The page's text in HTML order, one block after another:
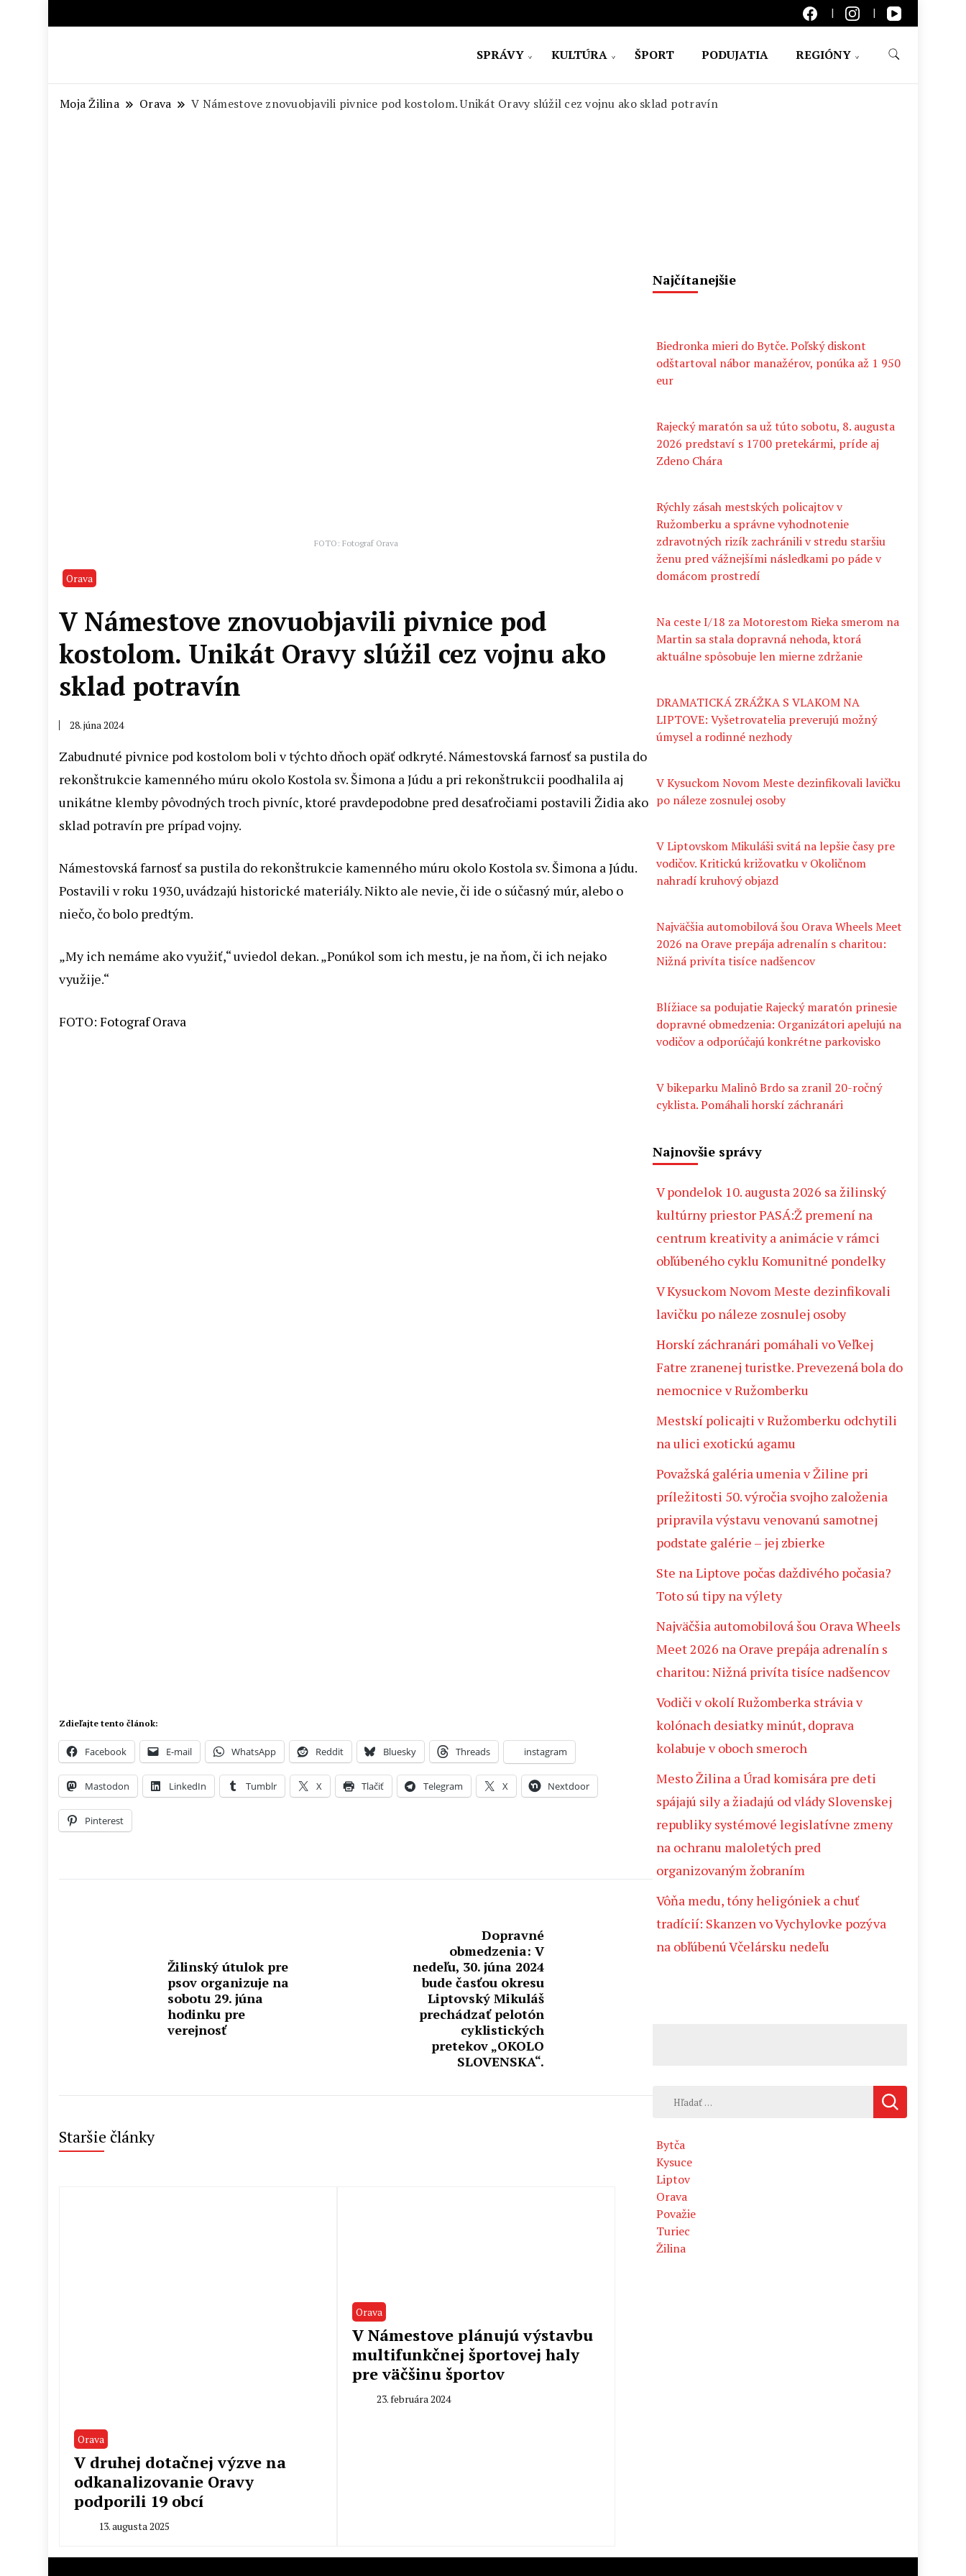
SPRÁVY KULTÚRA ŠPORT PODUJATIA REGIÓNY
Moja Žilina Orava V Námestove znovuobjavili pivnice pod kostolom. Unikát Oravy slúžil cez vojnu ako sklad potravín
FOTO: Fotograf Orava
Orava
V Námestove znovuobjavili pivnice pod
kostolom. Unikát Oravy slúžil cez vojnu ako
sklad potravín
28. júna 2024
Zabudnuté pivnice pod kostolom boli v týchto dňoch opäť odkryté. Námestovská farnosť sa pustila do
rekonštrukcie kamenného múru okolo Kostola sv. Šimona a Júdu a pri rekonštrukcii poodhalila aj
unikátne klemby pôvodných troch pivníc, ktoré pravdepodobne pred desaťročiami postavili Židia ako
sklad potravín pre prípad vojny.
Námestovská farnosť sa pustila do rekonštrukcie kamenného múru okolo Kostola sv. Šimona a Júdu.
Postavili v roku 1930, uvádzajú historické materiály. Nikto ale nevie, či ide o súčasný múr, alebo o
niečo, čo bolo predtým.
„My ich nemáme ako využiť,“ uviedol dekan. „Ponúkol som ich mestu, je na ňom, či ich nejako
využije.“
FOTO:Fotograf Orava
Zdieľajte tento článok:
Facebook E-mail WhatsApp Reddit Bluesky Threads instagram
Mastodon LinkedIn Tumblr X Tlačiť Telegram X Nextdoor
Pinterest
Žilinský útulok pre
psov organizuje na
sobotu 29. júna
hodinku pre
verejnosť
Dopravné
obmedzenia: V
nedeľu, 30. júna 2024
bude časťou okresu
Liptovský Mikuláš
prechádzať pelotón
cyklistických
pretekov „OKOLO
SLOVENSKA“.
Staršie články
Orava
V druhej dotačnej výzve na
odkanalizovanie Oravy
podporili 19 obcí
13. augusta 2025
Orava
V Námestove plánujú výstavbu
multifunkčnej športovej haly
pre väčšinu športov
23. februára 2024
Najčítanejšie
Biedronka mieri do Bytče. Poľský diskont
odštartoval nábor manažérov, ponúka až 1 950
eur
Rajecký maratón sa už túto sobotu, 8. augusta
2026 predstaví s 1700 pretekármi, príde aj
Zdeno Chára
Rýchly zásah mestských policajtov v
Ružomberku a správne vyhodnotenie
zdravotných rizík zachránili v stredu staršiu
ženu pred vážnejšími následkami po páde v
domácom prostredí
Na ceste I/18 za Motorestom Rieka smerom na
Martin sa stala dopravná nehoda, ktorá
aktuálne spôsobuje len mierne zdržanie
DRAMATICKÁ ZRÁŽKA S VLAKOM NA
LIPTOVE: Vyšetrovatelia preverujú možný
úmysel a rodinné nezhody
V Kysuckom Novom Meste dezinfikovali lavičku
po náleze zosnulej osoby
V Liptovskom Mikuláši svitá na lepšie časy pre
vodičov. Kritickú križovatku v Okoličnom
nahradí kruhový objazd
Najväčšia automobilová šou Orava Wheels Meet
2026 na Orave prepája adrenalín s charitou:
Nižná privíta tisíce nadšencov
Blížiace sa podujatie Rajecký maratón prinesie
dopravné obmedzenia: Organizátori apelujú na
vodičov a odporúčajú konkrétne parkovisko
V bikeparku Malinô Brdo sa zranil 20-ročný
cyklista. Pomáhali horskí záchranári
Najnovšie správy
V pondelok 10. augusta 2026 sa žilinský
kultúrny priestor PASÁ:Ž premení na
centrum kreativity a animácie v rámci
obľúbeného cyklu Komunitné pondelky
V Kysuckom Novom Meste dezinfikovali
lavičku po náleze zosnulej osoby
Horskí záchranári pomáhali vo Veľkej
Fatre zranenej turistke. Prevezená bola do
nemocnice v Ružomberku
Mestskí policajti v Ružomberku odchytili
na ulici exotickú agamu
Považská galéria umenia v Žiline pri
príležitosti 50. výročia svojho založenia
pripravila výstavu venovanú samotnej
podstate galérie – jej zbierke
Ste na Liptove počas daždivého počasia?
Toto sú tipy na výlety
Najväčšia automobilová šou Orava Wheels
Meet 2026 na Orave prepája adrenalín s
charitou: Nižná privíta tisíce nadšencov
Vodiči v okolí Ružomberka strávia v
kolónach desiatky minút, doprava
kolabuje v oboch smeroch
Mesto Žilina a Úrad komisára pre deti
spájajú sily a žiadajú od vlády Slovenskej
republiky systémové legislatívne zmeny
na ochranu maloletých pred
organizovaným žobraním
Vôňa medu, tóny heligóniek a chuť
tradícií: Skanzen vo Vychylovke pozýva
na obľúbenú Včelársku nedeľu
Hľadať:
Bytča
Kysuce
Liptov
Orava
Považie
Turiec
Žilina